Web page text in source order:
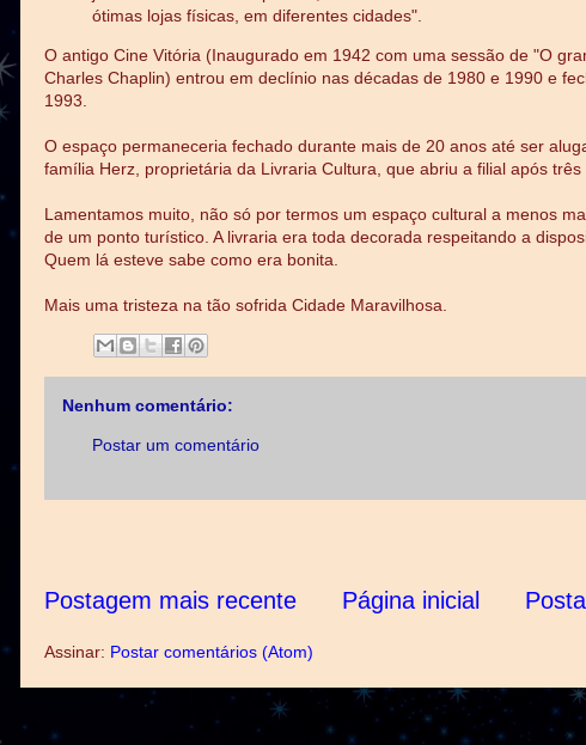
ótimas lojas físicas, em diferentes cidades".
O antigo Cine Vitória (Inaugurado em 1942 com uma sessão de "O
Charles Chaplin) entrou em declínio nas décadas de 1980 e 1990 e
1993.
O espaço permaneceria fechado durante mais de 20 anos até ser
família Herz, proprietária da Livraria Cultura, que abriu a filial após três
Lamentamos muito, não só por termos um espaço cultural a menos
de um ponto turístico. A livraria era toda decorada respeitando a
Quem lá esteve sabe como era bonita.
Mais uma tristeza na tão sofrida Cidade Maravilhosa.
Nenhum comentário:
Postar um comentário
Postagem mais recente Página inicial
Assinar: Postar comentários (Atom)